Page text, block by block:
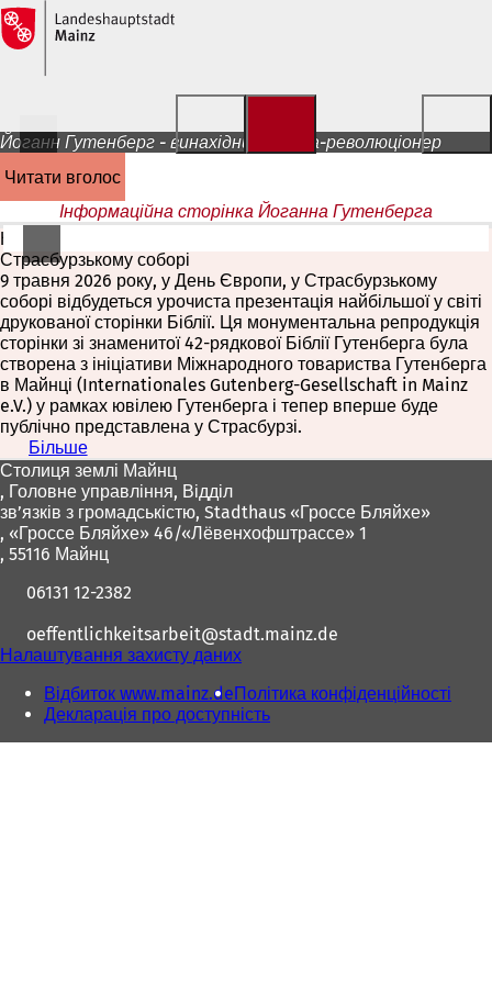
Перейти до змісту
Йоганн Гутенберг - винахідник і медіа-революціонер
читати вголос
Інформаційна сторінка Йоганна Гутенберга
Найбільша друкована сторінка Біблії у світі в
Страсбурзькому соборі
9 травня 2026 року, у День Європи, у Страсбурзькому
соборі відбудеться урочиста презентація найбільшої у світі
друкованої сторінки Біблії. Ця монументальна репродукція
сторінки зі знаменитої 42-рядкової Біблії Гутенберга була
створена з ініціативи Міжнародного товариства Гутенберга
в Майнці (Internationales Gutenberg-Gesellschaft in Mainz
e.V.) у рамках ювілею Гутенберга і тепер вперше буде
публічно представлена у Страсбурзі.
Більше(
В
і
д
к
р
в
є
т
с
я
в
Зона
для
ніг
Столиця землі Майнц
, Головне управління, Відділ
зв’язків з громадськістю, Stadthaus «Гроссе Бляйхе»
, «Гроссе Бляйхе» 46/«Лёвенхофштрассе» 1
, 55116 Майнц
06131 12-2382
oeffentlichkeitsarbeit
stadt.mainz de
Налаштування захисту даних
Відбиток www.mainz.deПолітика конфіденційності
Декларація про доступність